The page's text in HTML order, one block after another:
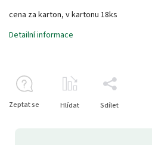
cena za karton, v kartonu 18ks
Detailní informace
Zeptat se Hlídat Sdílet